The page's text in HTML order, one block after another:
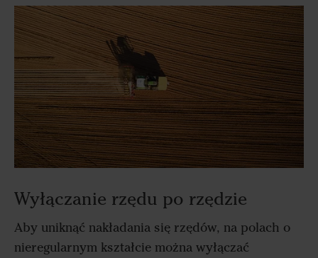
Wyłączanie rzędu po rzędzie
Aby uniknąć nakładania się rzędów, na polach o
nieregularnym kształcie można wyłączać